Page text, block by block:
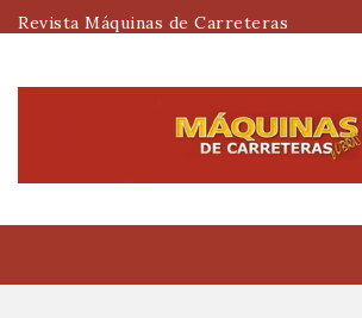
Revista Máquinas de Carreteras